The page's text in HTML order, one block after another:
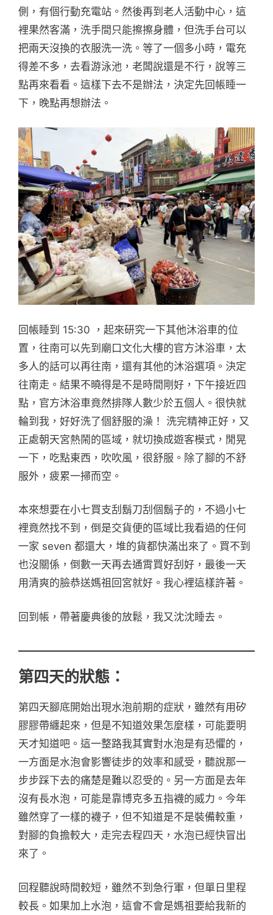
側，有個行動充電站。然後再到老人活動中心，這
裡果然客滿，洗手間只能擦擦身體，但洗手台可以
把兩天沒換的衣服洗一洗。等了一個多小時，電充
得差不多，去看游泳池，老闆說還是不行，說等三
點再來看看。這樣下去不是辦法，決定先回帳睡一
下，晚點再想辦法。
回帳睡到 15:30 ，起來研究一下其他沐浴車的位
置，往南可以先到廟口文化大樓的官方沐浴車，太
多人的話可以再往南，還有其他的沐浴選項。決定
往南走。結果不曉得是不是時間剛好，下午接近四
點，官方沐浴車竟然排隊人數少於五個人。很快就
輪到我，好好洗了個舒服的澡！ 洗完精神正好，又
正處朝天宮熱鬧的區域，就切換成遊客模式，閒晃
一下，吃點東西，吹吹風，很舒服。除了腳的不舒
服外，疲累一掃而空。
本來想要在小七買支刮鬍刀刮個鬍子的，不過小七
裡竟然找不到，倒是交貨便的區域比我看過的任何
一家 seven 都還大，堆的貨都快滿出來了。買不到
也沒關係，倒數一天再去通霄買好刮好，最後一天
用清爽的臉恭送媽祖回宮就好。我心裡這樣許著。
回到帳，帶著慶典後的放鬆，我又沈沈睡去。
第四天的狀態：
第四天腳底開始出現水泡前期的症狀，雖然有用矽
膠膠帶纏起來，但是不知道效果怎麼樣，可能要明
天才知道吧。這一整路我其實對水泡是有恐懼的，
一方面是水泡會影響徒步的效率和感受，聽說那一
步步踩下去的痛楚是難以忍受的。另一方面是去年
沒有長水泡，可能是靠博克多五指襪的威力。今年
雖然穿了一樣的襪子，但不知道是不是裝備較重，
對腳的負擔較大，走完去程四天，水泡已經快冒出
來了。
回程聽說時間較短，雖然不到急行軍，但單日里程
較長。如果加上水泡，這會不會是媽祖要給我新的